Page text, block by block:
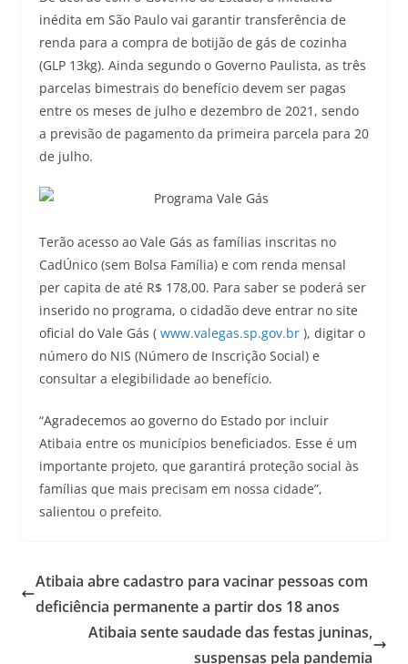
inédita em São Paulo vai garantir transferência de
renda para a compra de botijão de gás de cozinha
(GLP 13kg). Ainda segundo o Governo Paulista, as três
parcelas bimestrais do benefício devem ser pagas
entre os meses de julho e dezembro de 2021, sendo
a previsão de pagamento da primeira parcela para 20
de julho.
Terão acesso ao Vale Gás as famílias inscritas no
CadÚnico (sem Bolsa Família) e com renda mensal
per capita de até R$ 178,00. Para saber se poderá ser
inserido no programa, o cidadão deve entrar no site
oficial do Vale Gás ( www.valegas.sp.gov.br), digitar o
número do NIS (Número de Inscrição Social) e
consultar a elegibilidade ao benefício.
“Agradecemos ao governo do Estado por incluir
Atibaia entre os municípios beneficiados. Esse é um
importante projeto, que garantirá proteção social às
famílias que mais precisam em nossa cidade”,
salientou o prefeito.
Atibaia abre cadastro para vacinar pessoas com
deficiência permanente a partir dos 18 anos
Atibaia sente saudade das festas juninas,
suspensas pela pandemia